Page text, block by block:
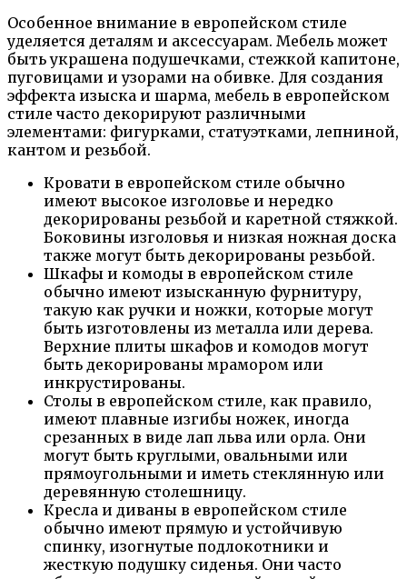
Особенное внимание в европейском стиле
уделяется деталям и аксессуарам. Мебель может
быть украшена подушечками, стежкой капитоне,
пуговицами и узорами на обивке. Для создания
эффекта изыска и шарма, мебель в европейском
стиле часто декорируют различными
элементами: фигурками, статуэтками, лепниной,
кантом и резьбой.
Кровати в европейском стиле обычно
имеют высокое изголовье и нередко
декорированы резьбой и каретной стяжкой.
Боковины изголовья и низкая ножная доска
также могут быть декорированы резьбой.
Шкафы и комоды в европейском стиле
обычно имеют изысканную фурнитуру,
такую как ручки и ножки, которые могут
быть изготовлены из металла или дерева.
Верхние плиты шкафов и комодов могут
быть декорированы мрамором или
инкрустированы.
Столы в европейском стиле, как правило,
имеют плавные изгибы ножек, иногда
срезанных в виде лап льва или орла. Они
могут быть круглыми, овальными или
прямоугольными и иметь стеклянную или
деревянную столешницу.
Кресла и диваны в европейском стиле
обычно имеют прямую и устойчивую
спинку, изогнутые подлокотники и
жесткую подушку сиденья. Они часто